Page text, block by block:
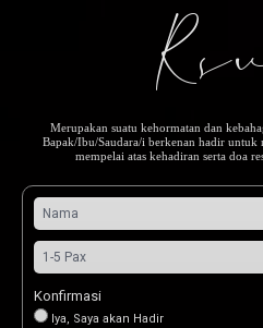
Merupakan suatu kehormatan dan
Bapak/Ibu/Saudara/i berkenan hadir untuk
mempelai atas kehadiran serta doa
Konfirmasi
Iya, Saya akan Hadir